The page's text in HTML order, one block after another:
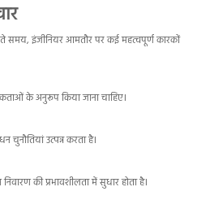
समय, इंजीनियर आमतौर पर कई महत्वपूर्ण कारकों
के अनुरूप किया जाना चाहिए।
चुनौतियां उत्पन्न करता है।
की प्रभावशीलता में सुधार होता है।